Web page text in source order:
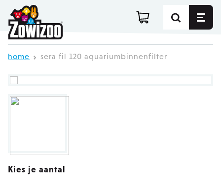
Ga direct door naar de inhoud
home sera fil 120 aquariumbinnenfilter
Kies je aantal